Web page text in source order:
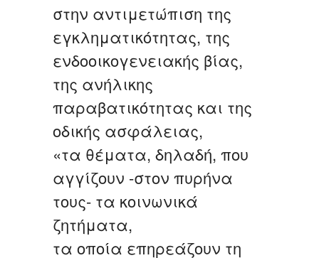
στην αντιμετώπιση της
εγκληματικότητας, της
ενδοοικογενειακής βίας,
της ανήλικης
παραβατικότητας και της
οδικής ασφάλειας,
«τα θέματα, δηλαδή, που
αγγίζουν -στον πυρήνα
τους- τα κοινωνικά
ζητήματα,
τα οποία επηρεάζουν τη